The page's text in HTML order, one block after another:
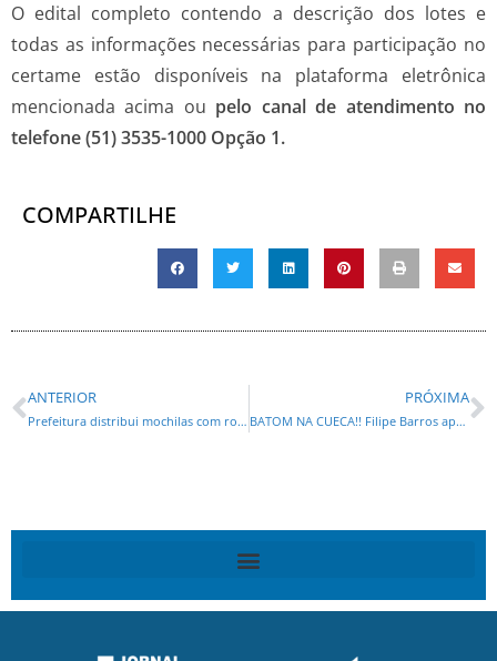
O edital completo contendo a descrição dos lotes e
todas as informações necessárias para participação no
certame estão disponíveis na plataforma eletrônica
mencionada acima ou pelo canal de atendimento no
telefone (51) 3535-1000 Opção 1.
COMPARTILHE
ANTERIOR
Prefeitura distribui mochilas com rodinhas para crianças da rede municipal de Castro
PRÓXIMA
BATOM NA CUECA!! Filipe Barros apresentou mesmo projeto de Ciro Nogueira que favoreceria Banco Master e emite nota do desespero?